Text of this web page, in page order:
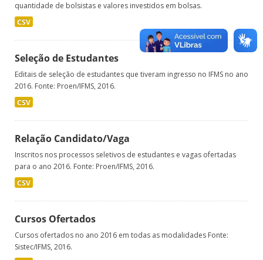
quantidade de bolsistas e valores investidos em bolsas.
CSV
Seleção de Estudantes
Editais de seleção de estudantes que tiveram ingresso no IFMS no ano
2016. Fonte: Proen/IFMS, 2016.
CSV
Relação Candidato/Vaga
Inscritos nos processos seletivos de estudantes e vagas ofertadas
para o ano 2016. Fonte: Proen/IFMS, 2016.
CSV
Cursos Ofertados
Cursos ofertados no ano 2016 em todas as modalidades Fonte:
Sistec/IFMS, 2016.